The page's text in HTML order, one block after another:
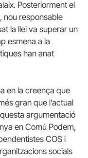
Posteriorment el
nou responsable
la llei va superar un
esmena a la
han anat
en la creença que
gran que l’actual
argumentació
en Comú Podem,
COS i
socials